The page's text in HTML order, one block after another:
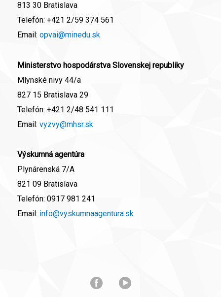
813 30 Bratislava
Telefón: +421 2/59 374 561
Email: opvai@minedu.sk
Ministerstvo hospodárstva Slovenskej republiky
Mlynské nivy 44/a
827 15 Bratislava 29
Telefón: +421 2/48 541 111
Email: vyzvy@mhsr.sk
Výskumná agentúra
Plynárenská 7/A
821 09 Bratislava
Telefón: 0917 981 241
Email: info@vyskumnaagentura.sk